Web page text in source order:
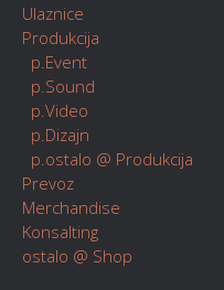
Ulaznice
Produkcija
p.Event
p.Sound
p.Video
p.Dizajn
p.ostalo @ Produkcija
Prevoz
Merchandise
Konsalting
ostalo @ Shop